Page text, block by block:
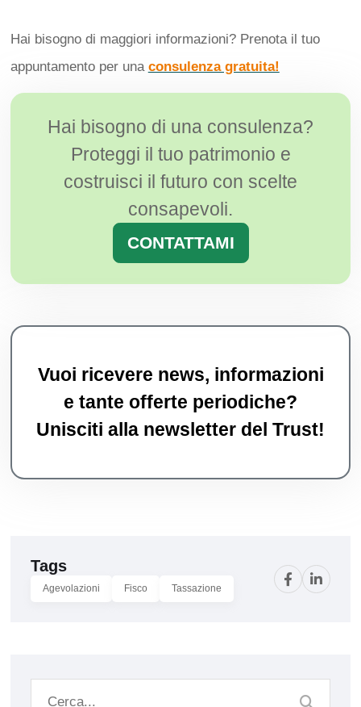
Hai bisogno di maggiori informazioni? Prenota il tuo
appuntamento per una consulenza gratuita!
Hai bisogno di una consulenza?
Proteggi il tuo patrimonio e
costruisci il futuro con scelte
consapevoli.
CONTATTAMI
Vuoi ricevere news, informazioni
e tante offerte periodiche?
Unisciti alla newsletter del Trust!
Tags
Agevolazioni Fisco Tassazione